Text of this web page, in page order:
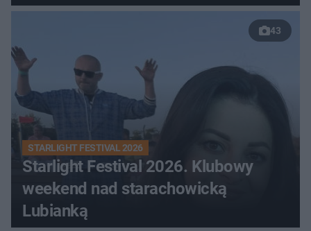
43
STARLIGHT FESTIVAL 2026
Starlight Festival 2026. Klubowy
weekend nad starachowicką
Lubianką